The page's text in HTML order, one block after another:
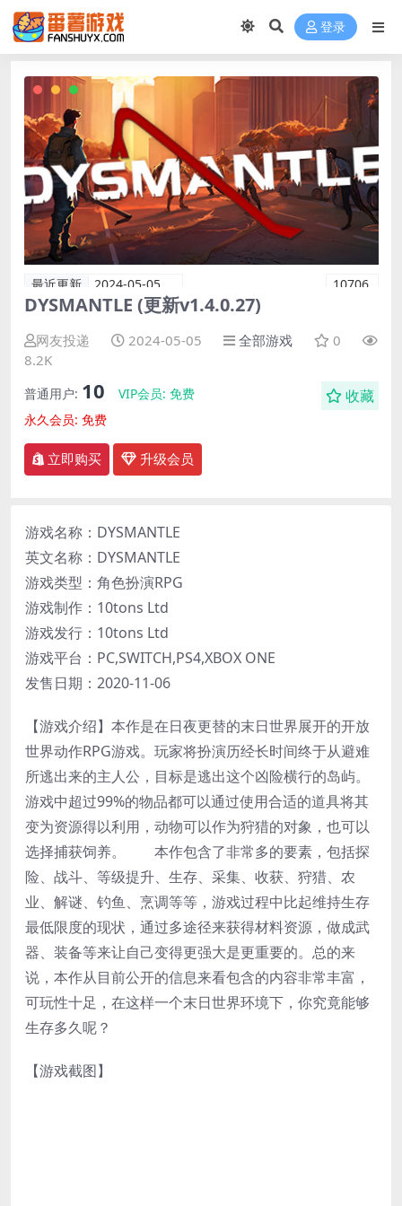
登录
最近更新 2024-05-05 10706
DYSMANTLE (更新v1.4.0.27)
网友投递 2024-05-05 全部游戏
0
8.2K
普通用户: 10 VIP会员: 免费
永久会员: 免费
收藏
立即购买 升级会员
游戏名称：DYSMANTLE
英文名称：DYSMANTLE
游戏类型：角色扮演RPG
游戏制作：10tons Ltd
游戏发行：10tons Ltd
游戏平台：PC,SWITCH,PS4,XBOX ONE
发售日期：2020-11-06
【游戏介绍】本作是在日夜更替的末日世界展开的开放
世界动作RPG游戏。玩家将扮演历经长时间终于从避难
所逃出来的主人公，目标是逃出这个凶险横行的岛屿。
游戏中超过99%的物品都可以通过使用合适的道具将其
变为资源得以利用，动物可以作为狩猎的对象，也可以
选择捕获饲养。 本作包含了非常多的要素，包括探
险、战斗、等级提升、生存、采集、收获、狩猎、农
业、解谜、钓鱼、烹调等等，游戏过程中比起维持生存
最低限度的现状，通过多途径来获得材料资源，做成武
器、装备等来让自己变得更强大是更重要的。总的来
说，本作从目前公开的信息来看包含的内容非常丰富，
可玩性十足，在这样一个末日世界环境下，你究竟能够
生存多久呢？
【游戏截图】